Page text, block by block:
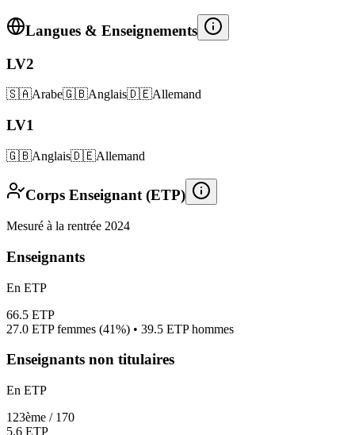
Langues & Enseignements
LV2
🇸🇦Arabe🇬🇧Anglais🇩🇪Allemand
LV1
🇬🇧Anglais🇩🇪Allemand
Corps Enseignant (ETP)
Mesuré à la rentrée 2024
Enseignants
En ETP
66.5 ETP
27.0 ETP femmes (41%) • 39.5 ETP hommes
Enseignants non titulaires
En ETP
123ème / 170
5.6 ETP